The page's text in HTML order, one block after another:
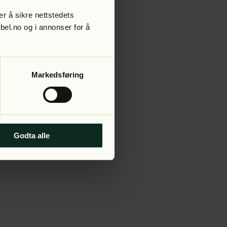
å sikre nettstedets
og i annonser for å
Markedsføring
Godta alle